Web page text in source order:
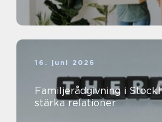
16. juni 2026
Familjerådgivning i
stärka relationer